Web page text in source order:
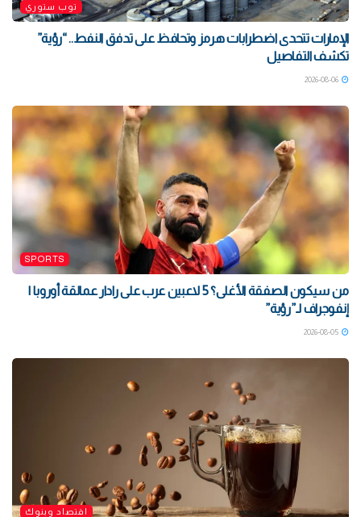
توب ستوري
الإمارات تتحدى اضطرابات هرمز وتحافظ على تدفق النفط.. “رؤية”
تكشف التفاصيل
SPORTS
من سيكون الصفقة الأغلى؟ 5 لاعبين عرب على رادار عمالقة أوروبا |
إنفوجراف لـ”رؤية”
اقتصاد وبنوك